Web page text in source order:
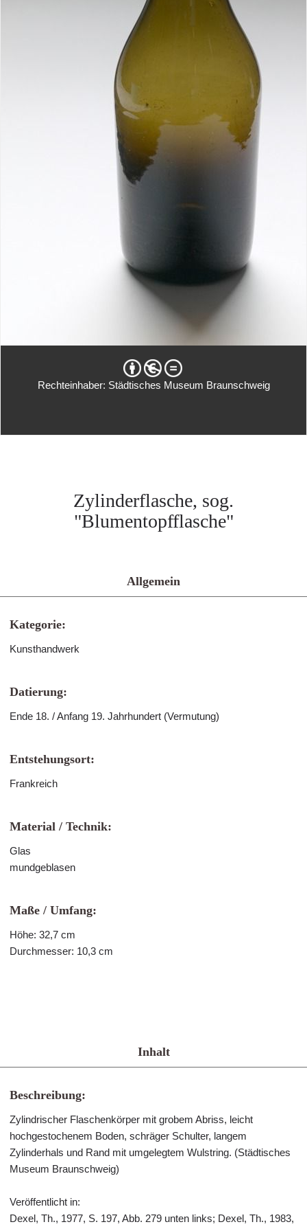
Rechteinhaber: Städtisches Museum Braunschweig
Zylinderflasche, sog.
"Blumentopfflasche"
Allgemein
Kategorie:
Kunsthandwerk
Datierung:
Ende 18. / Anfang 19. Jahrhundert (Vermutung)
Entstehungsort:
Frankreich
Material / Technik:
Glas
mundgeblasen
Maße / Umfang:
Höhe: 32,7 cm
Durchmesser: 10,3 cm
Inhalt
Beschreibung:
Zylindrischer Flaschenkörper mit grobem Abriss, leicht
hochgestochenem Boden, schräger Schulter, langem
Zylinderhals und Rand mit umgelegtem Wulstring. (Städtisches
Museum Braunschweig)
Veröffentlicht in:
Dexel, Th., 1977, S. 197, Abb. 279 unten links; Dexel, Th., 1983,